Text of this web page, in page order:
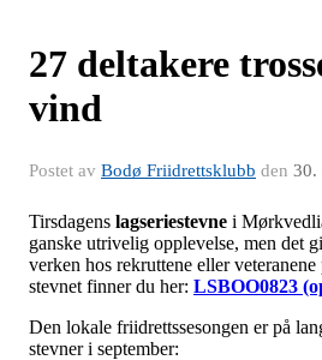
27 deltakere
vind
Postet av Bodø Friidrettsklubb den 30.
Tirsdagens lagseriestevne i
ganske utrivelig opplevelse, men det
verken hos rekruttene eller
stevnet finner du her: LSBOO0823
Den lokale friidrettssesongen er på
stevner i september: